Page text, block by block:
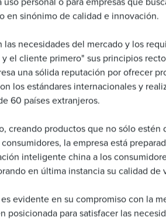
en sinónimo de calidad e innovación.
las necesidades del mercado y los
el cliente primero" sus principios
una sólida reputación por ofrecer
los estándares internacionales y
60 países extranjeros.
productos que no sólo estén
la empresa está
inteligente china a los
en última instancia su calidad de
evidente en su compromiso con la
para satisfacer las